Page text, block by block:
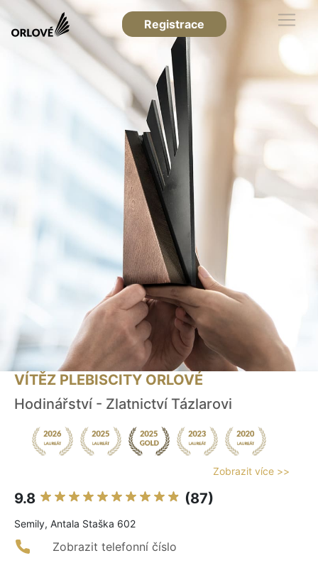
Registrace
VÍTĚZ PLEBISCITY ORLOVÉ
Hodinářství - Zlatnictví Tázlarovi
Zobrazit více >>
9.8 (87)
Semily, Antala Staška 602
Zobrazit telefonní číslo